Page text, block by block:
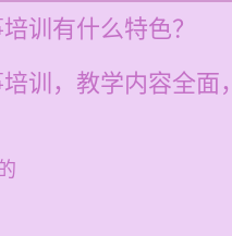
训有什么特色？
训，教学内容全面